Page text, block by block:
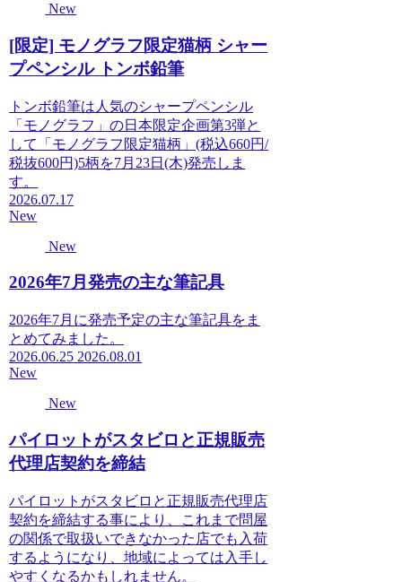
New
[限定] モノグラフ限定猫柄 シャー
プペンシル トンボ鉛筆
トンボ鉛筆は人気のシャープペンシル
「モノグラフ」の日本限定企画第3弾と
して「モノグラフ限定猫柄」(税込660円/
税抜600円)5柄を7月23日(木)発売しま
す。
2026.07.17
New
New
2026年7月発売の主な筆記具
2026年7月に発売予定の主な筆記具をま
とめてみました。
2026.06.25 2026.08.01
New
New
パイロットがスタビロと正規販売
代理店契約を締結
パイロットがスタビロと正規販売代理店
契約を締結する事により、これまで問屋
の関係で取扱いできなかった店でも入荷
するようになり、地域によっては入手し
やすくなるかもしれません。